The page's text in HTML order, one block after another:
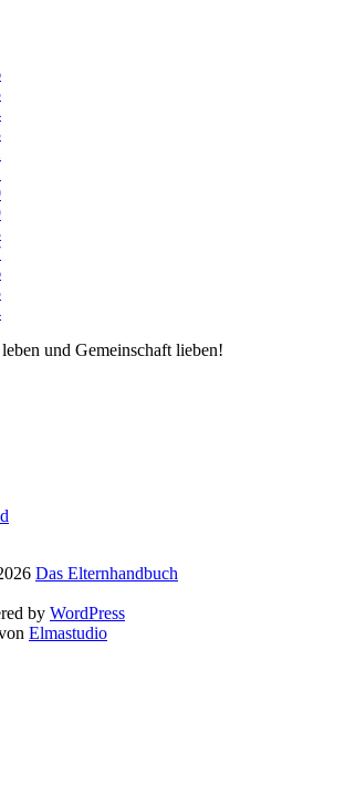
und Gemeinschaft lieben!
Das Elternhandbuch
by WordPress
Elmastudio